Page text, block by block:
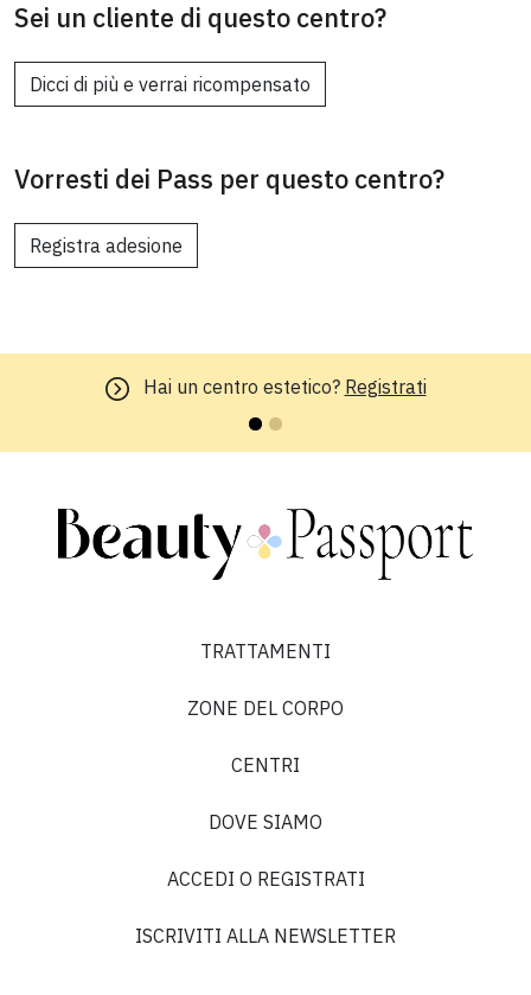
Sei un cliente di questo centro?
Dicci di più e verrai ricompensato
Vorresti dei Pass per questo centro?
Registra adesione
Hai un centro estetico? Registrati
TRATTAMENTI
ZONE DEL CORPO
CENTRI
DOVE SIAMO
ACCEDI O REGISTRATI
ISCRIVITI ALLA NEWSLETTER